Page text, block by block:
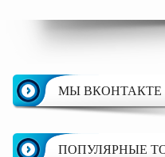
МЫ ВКОНТАКТЕ
ПОПУЛЯРНЫЕ